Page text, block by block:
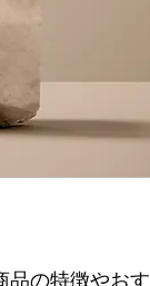
品の特徴やおす